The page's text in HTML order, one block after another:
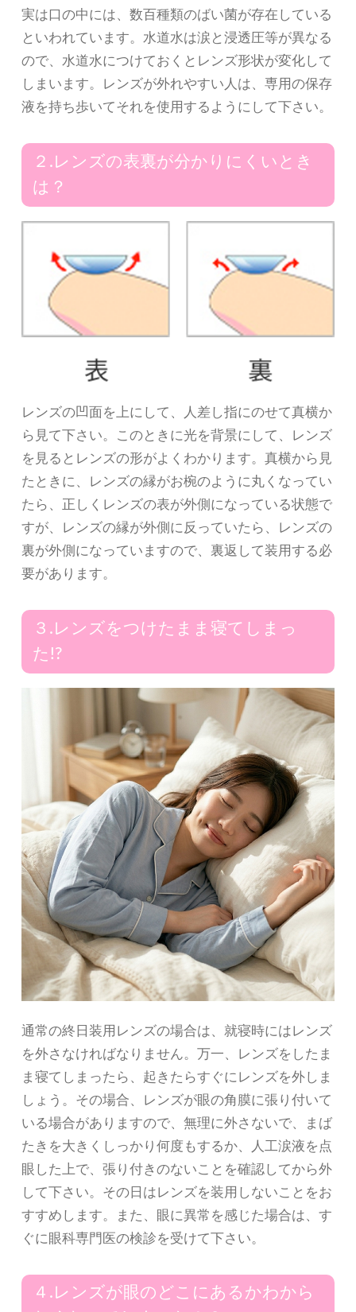
実は口の中には、数百種類のばい菌が存在している
といわれています。水道水は涙と浸透圧等が異なる
ので、水道水につけておくとレンズ形状が変化して
しまいます。レンズが外れやすい人は、専用の保存
液を持ち歩いてそれを使用するようにして下さい。
２.レンズの表裏が分かりにくいとき
は？
レンズの凹面を上にして、人差し指にのせて真横か
ら見て下さい。このときに光を背景にして、レンズ
を見るとレンズの形がよくわかります。真横から見
たときに、レンズの縁がお椀のように丸くなってい
たら、正しくレンズの表が外側になっている状態で
すが、レンズの縁が外側に反っていたら、レンズの
裏が外側になっていますので、裏返して装用する必
要があります。
３.レンズをつけたまま寝てしまっ
た!?
通常の終日装用レンズの場合は、就寝時にはレンズ
を外さなければなりません。万一、レンズをしたま
ま寝てしまったら、起きたらすぐにレンズを外しま
しょう。その場合、レンズが眼の角膜に張り付いて
いる場合がありますので、無理に外さないで、まば
たきを大きくしっかり何度もするか、人工涙液を点
眼した上で、張り付きのないことを確認してから外
して下さい。その日はレンズを装用しないことをお
すすめします。また、眼に異常を感じた場合は、す
ぐに眼科専門医の検診を受けて下さい。
４.レンズが眼のどこにあるかわから